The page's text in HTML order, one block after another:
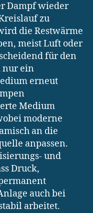
Dampf wieder
zu
die Restwärme
meist Luft oder
für den
nur ein
erneut
Medium
moderne
an die
anpassen.
und
Druck,
auch bei
arbeitet.